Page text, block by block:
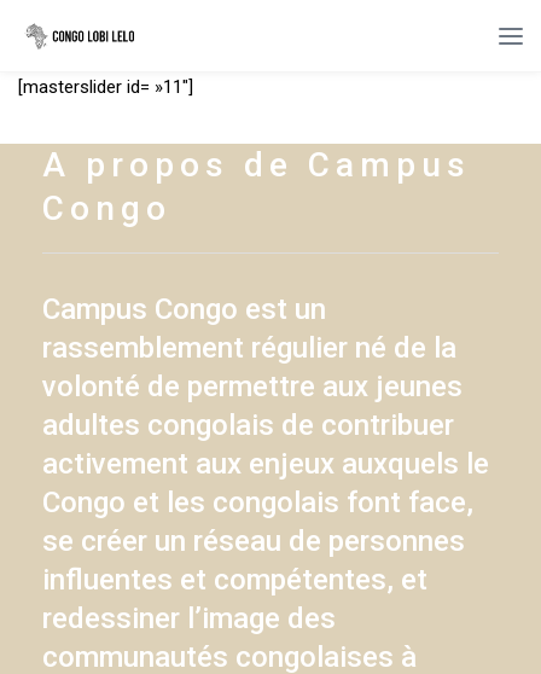
[masterslider id= »11″]
A propos de Campus
Congo
Campus Congo est un
rassemblement régulier né de la
volonté de permettre aux jeunes
adultes congolais de contribuer
activement aux enjeux auxquels le
Congo et les congolais font face,
se créer un réseau de personnes
influentes et compétentes, et
redessiner l’image des
communautés congolaises à